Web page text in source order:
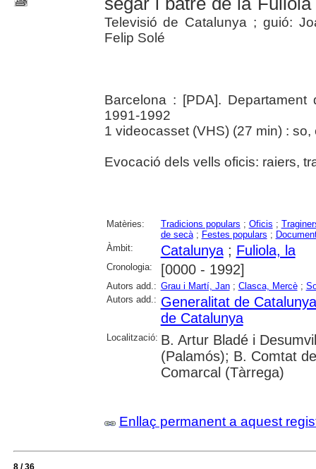
Televisió de Catalunya ; guió:
Felip Solé
Barcelona : [PDA].
1991-1992
1 videocasset (VHS) (27 min) : so,
Evocació dels vells oficis: raiers,
Matèries: Tradicions populars ; Oficis ;
de secà; Festes populars ;
Àmbit:
Catalunya; Fuliola, la
Cronologia: [0000 - 1992]
Autors add.: Grau i Martí, Jan; Clasca, Mercè;
Autors add.: Generalitat de Catalunya
de Catalunya
Localització: B. Artur Bladé i
(Palamós); B. Comtat
Comarcal (Tàrrega)
Enllaç permanent a aquest
8 / 36